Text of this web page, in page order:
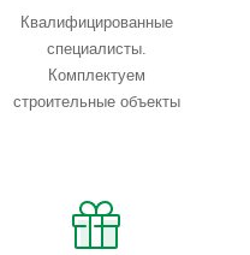
Квалифицированные
специалисты.
Комплектуем
строительные объекты